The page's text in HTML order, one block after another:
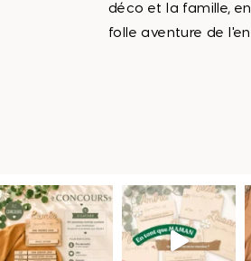
déco et la famille,
folle aventure de